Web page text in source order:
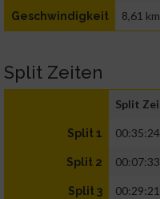
Geschwindigkeit 8,61
Split Zeiten
Split
Split 1
Split 2
Split 3